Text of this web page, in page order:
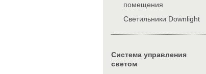
помещения
Cветильники Downlight
Система управления
светом